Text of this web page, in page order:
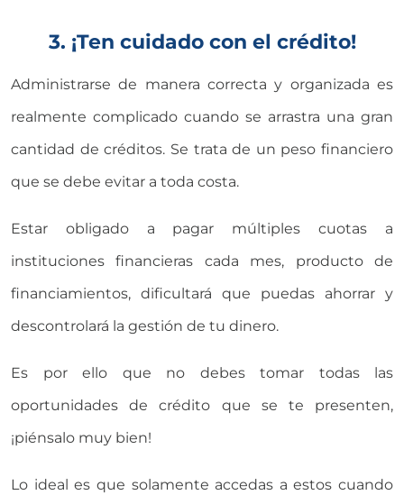
3. ¡Ten cuidado con el crédito!
Administrarse de manera correcta y organizada es
realmente complicado cuando se arrastra una gran
cantidad de créditos. Se trata de un peso financiero
que se debe evitar a toda costa.
Estar obligado a pagar múltiples cuotas a
instituciones financieras cada mes, producto de
financiamientos, dificultará que puedas ahorrar y
descontrolará la gestión de tu dinero.
Es por ello que no debes tomar todas las
oportunidades de crédito que se te presenten,
¡piénsalo muy bien!
Lo ideal es que solamente accedas a estos cuando